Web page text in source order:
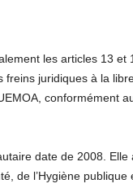
les articles 13 et
juridiques à la
conformément
date de 2008.
de l’Hygiène